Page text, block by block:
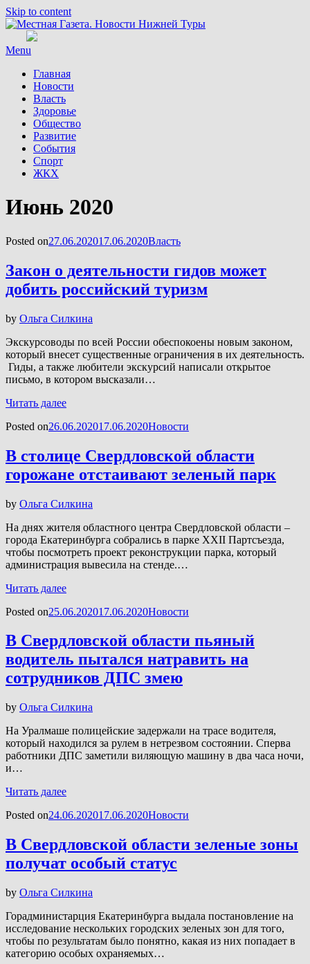
Skip to content
Menu
Главная
Новости
Власть
Здоровье
Общество
Развитие
События
Спорт
ЖКХ
Месяц
:
Июнь 2020
Posted on27.06.202017.06.2020Власть
Закон о деятельности гидов может
добить российский туризм
by Ольга Силкина
Экскурсоводы по всей России обеспокоены новым законом,
который внесет существенные ограничения в их деятельность.
Гиды, а также любители экскурсий написали открытое
письмо, в котором высказали…
Читать далее
Posted on26.06.202017.06.2020Новости
В столице Свердловской области
горожане отстаивают зеленый парк
by Ольга Силкина
На днях жителя областного центра Свердловской области –
города Екатеринбурга собрались в парке XXII Партсъезда,
чтобы посмотреть проект реконструкции парка, который
администрация вывесила на стенде.…
Читать далее
Posted on25.06.202017.06.2020Новости
В Свердловской области пьяный
водитель пытался натравить на
сотрудников ДПС змею
by Ольга Силкина
На Уралмаше полицейские задержали на трасе водителя,
который находился за рулем в нетрезвом состоянии. Сперва
работники ДПС заметили виляющую машину в два часа ночи,
и…
Читать далее
Posted on24.06.202017.06.2020Новости
В Свердловской области зеленые зоны
получат особый статус
by Ольга Силкина
Горадминистарция Екатеринбурга выдала постановление на
исследование нескольких городских зеленых зон для того,
чтобы по результатам было понятно, какая из них попадает в
категорию особых охраняемых…